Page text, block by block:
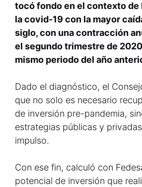
tocó fondo en el contexto de
la covid-19 con la mayor
siglo, con una contracción
el segundo trimestre de
mismo periodo del año
Dado el diagnóstico, el
que no solo es necesario
de inversión pre-pandemia,
estrategias públicas y
impulso.
Con ese fin, calculó con
potencial de inversión que